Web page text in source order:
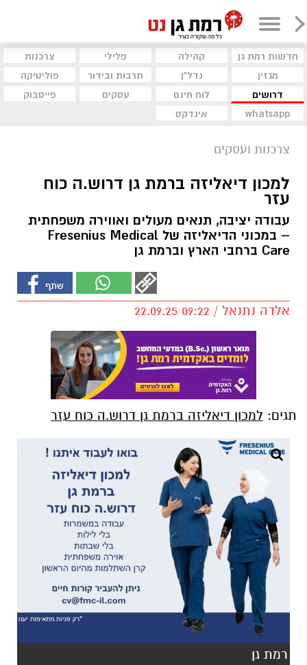
חדשות רמת גן קהילה פלילי
צרכנות
מגזין
נדל"ן תרבות ובידור
פוליטיקה
דרושים
לוח חינם עסקים
פייסבוק
whatsapp
אינדקס
צרכנות ועסקים
למכון דיאליזה ברמת גן דרוש.ה כוח
עזר
עבודה יציבה, תנאים מעולים ואווירה משפחתית
– במכוני הדיאליזה של Fresenius Medical
Care ברחבי הארץ וברמת גן
אלדה נתנאל / 09:22 22.09.25
תגים: למכון דיאליזה ברמת גן דרוש.ה כוח עזר
רמת גן